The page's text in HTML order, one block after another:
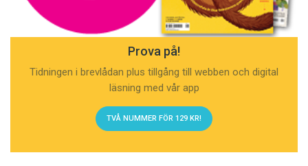
Prova på!
Tidningen i brevlådan plus tillgång till webben och digital
läsning med vår app
TVÅ NUMMER FÖR 129 KR!